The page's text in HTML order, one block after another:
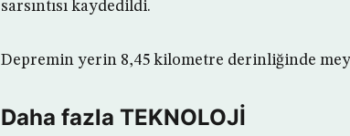
sarsıntısı kaydedildi.
Depremin yerin 8,45 kilometre derinliğinde
Daha fazla TEKNOLOJİ